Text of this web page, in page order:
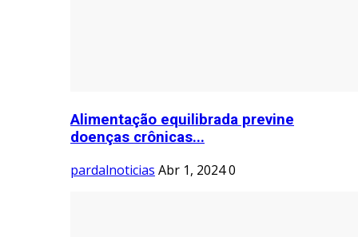
Alimentação equilibrada previne
doenças crônicas...
pardalnoticias Abr 1, 20240